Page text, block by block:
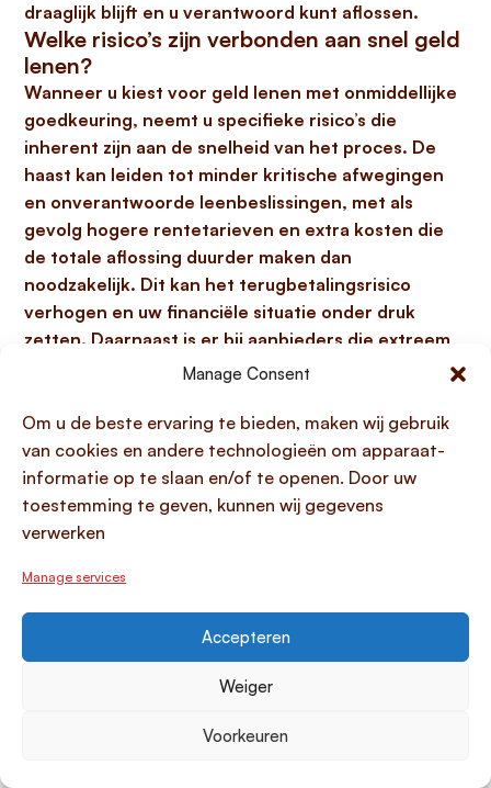
Manage Consent
Om u de beste ervaring te bieden, maken wij gebruik
van cookies en andere technologieën om apparaat-
informatie op te slaan en/of te openen. Door uw
toestemming te geven, kunnen wij gegevens
verwerken
Manage services
Accepteren
Weiger
Voorkeuren
draaglijk blijft en u verantwoord kunt aflossen.
Welke risico’s zijn verbonden aan snel geld
lenen?
Wanneer u kiest voor geld lenen met onmiddellijke
goedkeuring, neemt u specifieke risico’s die
inherent zijn aan de snelheid van het proces. De
haast kan leiden tot minder kritische afwegingen
en onverantwoorde leenbeslissingen, met als
gevolg hogere rentetarieven en extra kosten die
de totale aflossing duurder maken dan
noodzakelijk. Dit kan het terugbetalingsrisico
verhogen en uw financiële situatie onder druk
zetten. Daarnaast is er bij aanbieders die extreem
snelle uitbetalingen beloven (zoals binnen enkele
oplichting, vaak door partijen zonder de vereiste
AFM-vergunning. Zelfs bij leningen van familie of
vrienden, hoewel snel geregeld, bestaat het
relationele risicodat geldproblemen de banden
kunnen schaden. Daarom is vergelijken en de
Waarom kiezen voor
Lening.com bij het aanvragen
van een lening met
onmiddellijke goedkeuring?
U kiest voor Lening.com bij het aanvragen van een